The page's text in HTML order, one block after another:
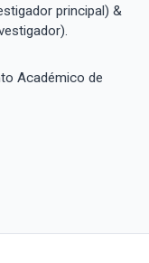
principal) &
Académico de